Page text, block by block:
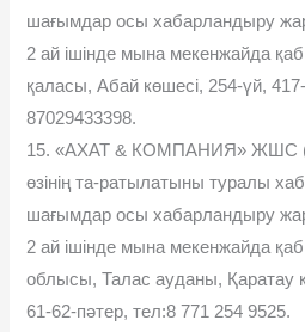
шағымдар осы хабарландыру
2 ай ішінде мына мекенжайда
қаласы, Абай көшесі, 254-үй,
87029433398.
15. «АХАТ & КОМПАНИЯ» ЖШС
өзінің та-ратылатыны туралы
шағымдар осы хабарландыру
2 ай ішінде мына мекенжайда
облысы, Талас ауданы, Қаратау
61-62-пәтер, тел:8 771 254 9525.